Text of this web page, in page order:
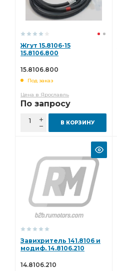
Жгут 15.8106-15
15.8106.800
15.8106.800
Под заказ
Цена в Ярославль
По запросу
В КОРЗИНУ
Завихритель 141.8106 и
модиф. 14.8106.210
14.8106.210